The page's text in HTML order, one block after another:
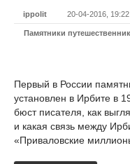
ippolit 20-04-2016, 19:22
Памятники
Первый в России
установлен в Ирбите в
бюст писателя, как
и какая связь между
«Приваловские